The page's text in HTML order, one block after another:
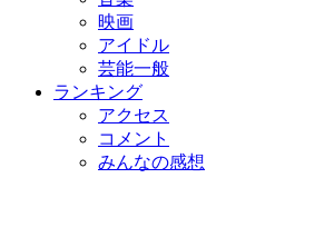
映画
アイドル
芸能一般
ランキング
アクセス
コメント
みんなの感想